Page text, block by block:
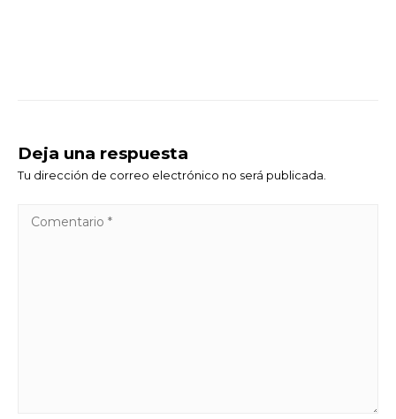
Deja una respuesta
Tu dirección de correo electrónico no será publicada.